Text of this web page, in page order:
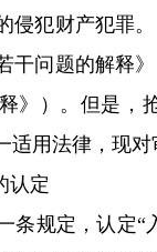
犯财产犯罪。
干问题的解释
》）。但是，
适用法律，现
定
规定，认定“